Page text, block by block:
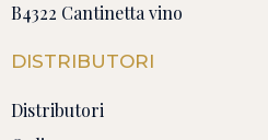
B4322 Cantinetta vino
DISTRIBUTORI
Distributori